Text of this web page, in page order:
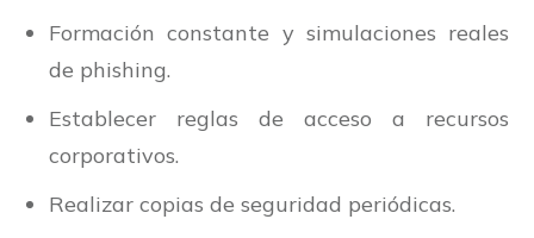
Formación constante y simulaciones reales
de phishing.
Establecer reglas de acceso a recursos
corporativos.
Realizar copias de seguridad periódicas.